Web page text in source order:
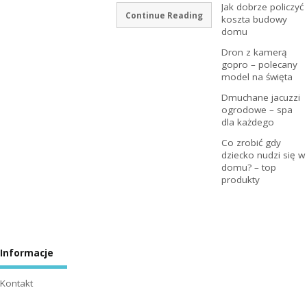
Continue Reading
Jak dobrze policzyć
koszta budowy
domu
Dron z kamerą
gopro – polecany
model na święta
Dmuchane jacuzzi
ogrodowe – spa
dla każdego
Co zrobić gdy
dziecko nudzi się w
domu? – top
produkty
Informacje
Kontakt